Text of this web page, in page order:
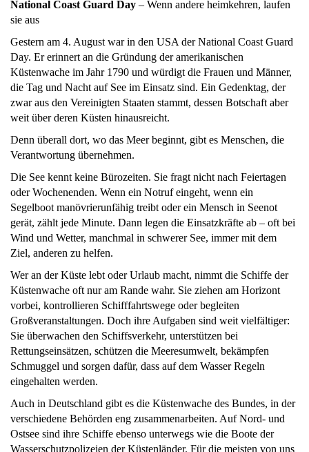
National Coast Guard Day – Wenn andere heimkehren, laufen
sie aus
Gestern am 4. August war in den USA der National Coast Guard
Day. Er erinnert an die Gründung der amerikanischen
Küstenwache im Jahr 1790 und würdigt die Frauen und Männer,
die Tag und Nacht auf See im Einsatz sind. Ein Gedenktag, der
zwar aus den Vereinigten Staaten stammt, dessen Botschaft aber
weit über deren Küsten hinausreicht.
Denn überall dort, wo das Meer beginnt, gibt es Menschen, die
Verantwortung übernehmen.
Die See kennt keine Bürozeiten. Sie fragt nicht nach Feiertagen
oder Wochenenden. Wenn ein Notruf eingeht, wenn ein
Segelboot manövrierunfähig treibt oder ein Mensch in Seenot
gerät, zählt jede Minute. Dann legen die Einsatzkräfte ab – oft bei
Wind und Wetter, manchmal in schwerer See, immer mit dem
Ziel, anderen zu helfen.
Wer an der Küste lebt oder Urlaub macht, nimmt die Schiffe der
Küstenwache oft nur am Rande wahr. Sie ziehen am Horizont
vorbei, kontrollieren Schifffahrtswege oder begleiten
Großveranstaltungen. Doch ihre Aufgaben sind weit vielfältiger:
Sie überwachen den Schiffsverkehr, unterstützen bei
Rettungseinsätzen, schützen die Meeresumwelt, bekämpfen
Schmuggel und sorgen dafür, dass auf dem Wasser Regeln
eingehalten werden.
Auch in Deutschland gibt es die Küstenwache des Bundes, in der
verschiedene Behörden eng zusammenarbeiten. Auf Nord- und
Ostsee sind ihre Schiffe ebenso unterwegs wie die Boote der
Wasserschutzpolizeien der Küstenländer. Für die meisten von uns